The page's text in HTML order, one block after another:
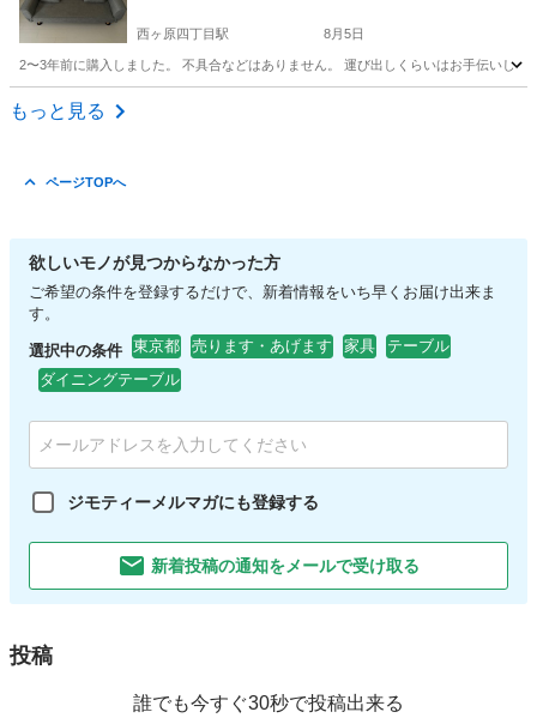
西ヶ原四丁目駅 8月5日
2〜3年前に購入しました。 不具合などはありません。 運び出しくらいはお手伝いし
東京 北区
もっと見る
ページTOPへ
欲しいモノが見つからなかった方
ご希望の条件を登録するだけで、新着情報をいち早くお届け出来ま
す。
選択中の条件 東京都 売ります・あげます 家具
テーブル
ダイニングテーブル
ジモティーメルマガにも登録する
新着投稿の通知をメールで受け取る
投稿
誰でも今すぐ30秒で投稿出来る